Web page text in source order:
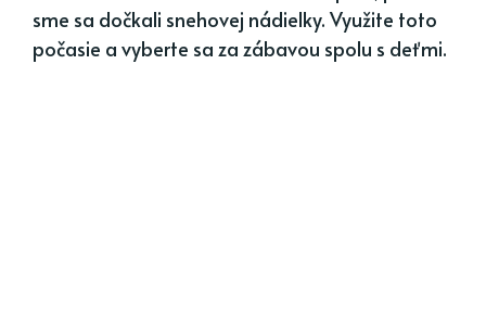
sme sa dočkali snehovej nádielky. Využite toto
počasie a vyberte sa za zábavou spolu s deťmi.